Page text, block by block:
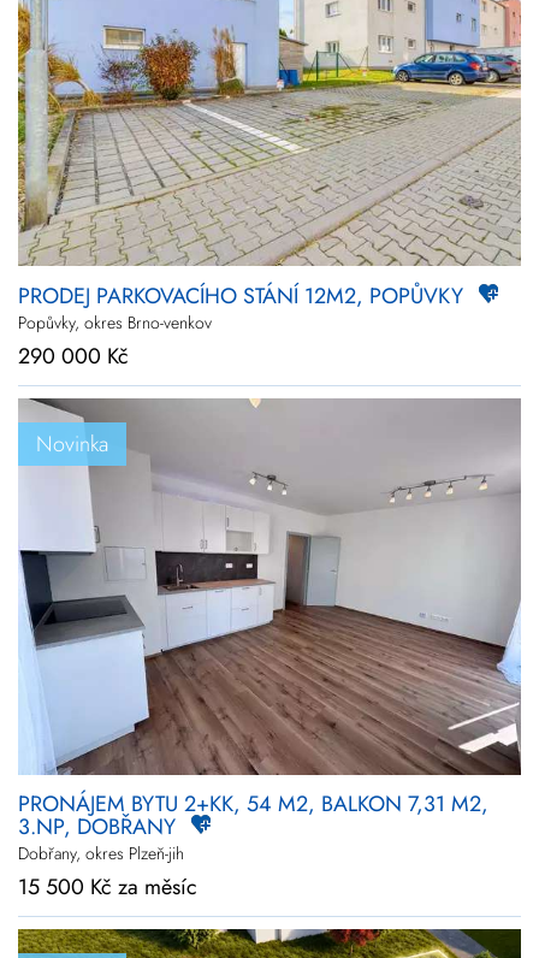
PRODEJ PARKOVACÍHO STÁNÍ 12M2, POPŮVKY
Popůvky, okres Brno-venkov
290 000 Kč
Novinka
PRONÁJEM BYTU 2+KK, 54 M2, BALKON 7,31 M2,
3.NP, DOBŘANY
Dobřany, okres Plzeň-jih
15 500 Kč za měsíc